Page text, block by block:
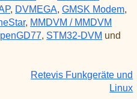
, DVMEGA,GMSK Modem,
, MMDVM / MMDVM
, STM32-DVM und
Retevis Funkgeräte und
Linux